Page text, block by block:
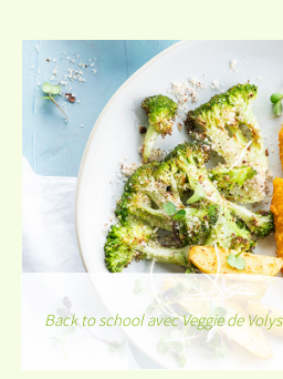
Back to school avec Veggie de Volys